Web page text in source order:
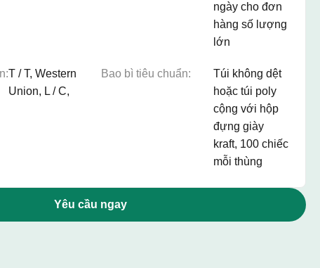
ngày cho đơn
hàng số lượng
lớn
T / T, Western
Union, L / C,
Bao bì tiêu chuẩn:
Túi không dệt
hoặc túi poly
cộng với hộp
đựng giày
kraft, 100 chiếc
mỗi thùng
Yêu cầu ngay